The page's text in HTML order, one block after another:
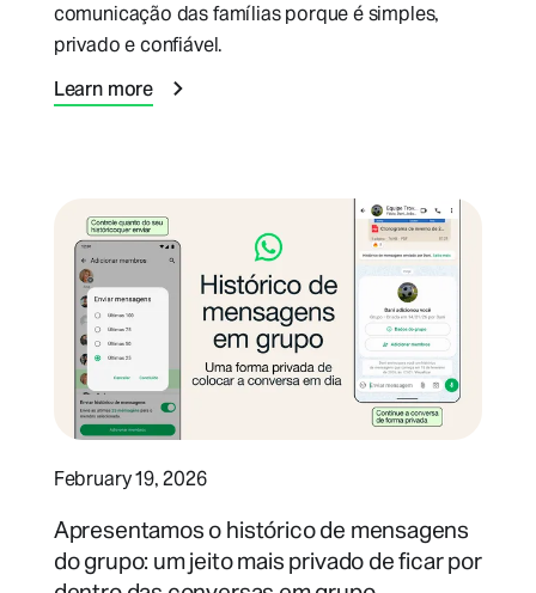
comunicação das famílias porque é simples,
privado e confiável.
Learn more
February 19, 2026
Apresentamos o histórico de mensagens
do grupo: um jeito mais privado de ficar por